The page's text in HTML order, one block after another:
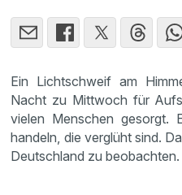
Ein Lichtschweif am
Nacht zu Mittwoch für
vielen Menschen gesorgt.
handeln, die verglüht sind.
Deutschland zu beobachten.